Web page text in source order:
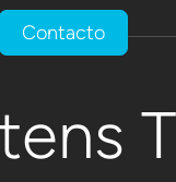
Contacto